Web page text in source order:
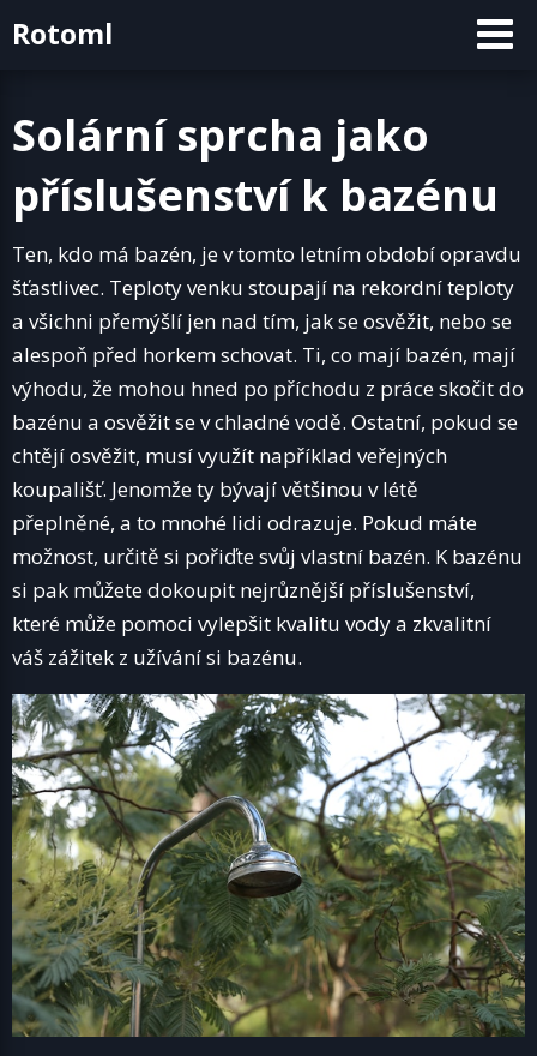
toRotoml
Solární sprcha jako
příslušenství k bazénu
Ten, kdo má bazén, je v tomto letním období opravdu
šťastlivec. Teploty venku stoupají na rekordní teploty
a všichni přemýšlí jen nad tím, jak se osvěžit, nebo se
alespoň před horkem schovat. Ti, co mají bazén, mají
výhodu, že mohou hned po příchodu z práce skočit do
bazénu a osvěžit se v chladné vodě. Ostatní, pokud se
chtějí osvěžit, musí využít například veřejných
koupališť. Jenomže ty bývají většinou v létě
přeplněné, a to mnohé lidi odrazuje. Pokud máte
možnost, určitě si pořiďte svůj vlastní bazén. K bazénu
si pak můžete dokoupit nejrůznější příslušenství,
které může pomoci vylepšit kvalitu vody a zkvalitní
váš zážitek z užívání si bazénu.